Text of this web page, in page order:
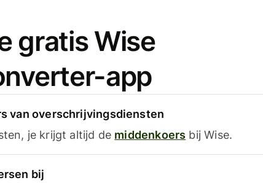
gratis Wise
app
van overschrijvingsdiensten
je krijgt altijd de middenkoers bij Wise.
bij